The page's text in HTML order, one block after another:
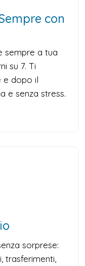
con
sempre a tua
su 7. Ti
e dopo il
e senza stress.
sorprese:
trasferimenti,